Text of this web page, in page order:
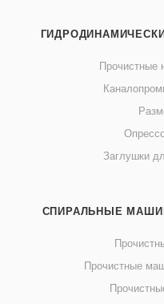
Прочистные
Заглушки
СПИРАЛЬНЫЕ
Прочистные